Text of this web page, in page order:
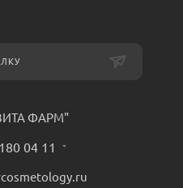
ФАРМ"
04 11